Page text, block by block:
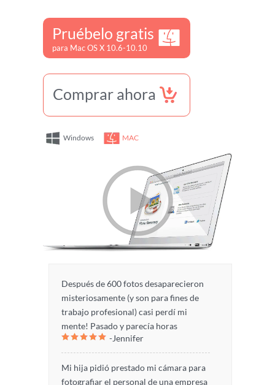
Pruébelo gratis
para Mac OS X 10.6-10.10
Comprar ahora
Windows MAC
Después de 600 fotos desaparecieron
misteriosamente (y son para fines de
trabajo profesional) casi perdí mi
mente! Pasado y parecía horas
perdidos cuando mi tarjeta GoPro SD
de repente había reportado "sin
archivos" y le aseguro no
accidentalmente borrar, formatear o
-Jennifer
Mi hija pidió prestado mi cámara para
fotografiar el personal de una empresa